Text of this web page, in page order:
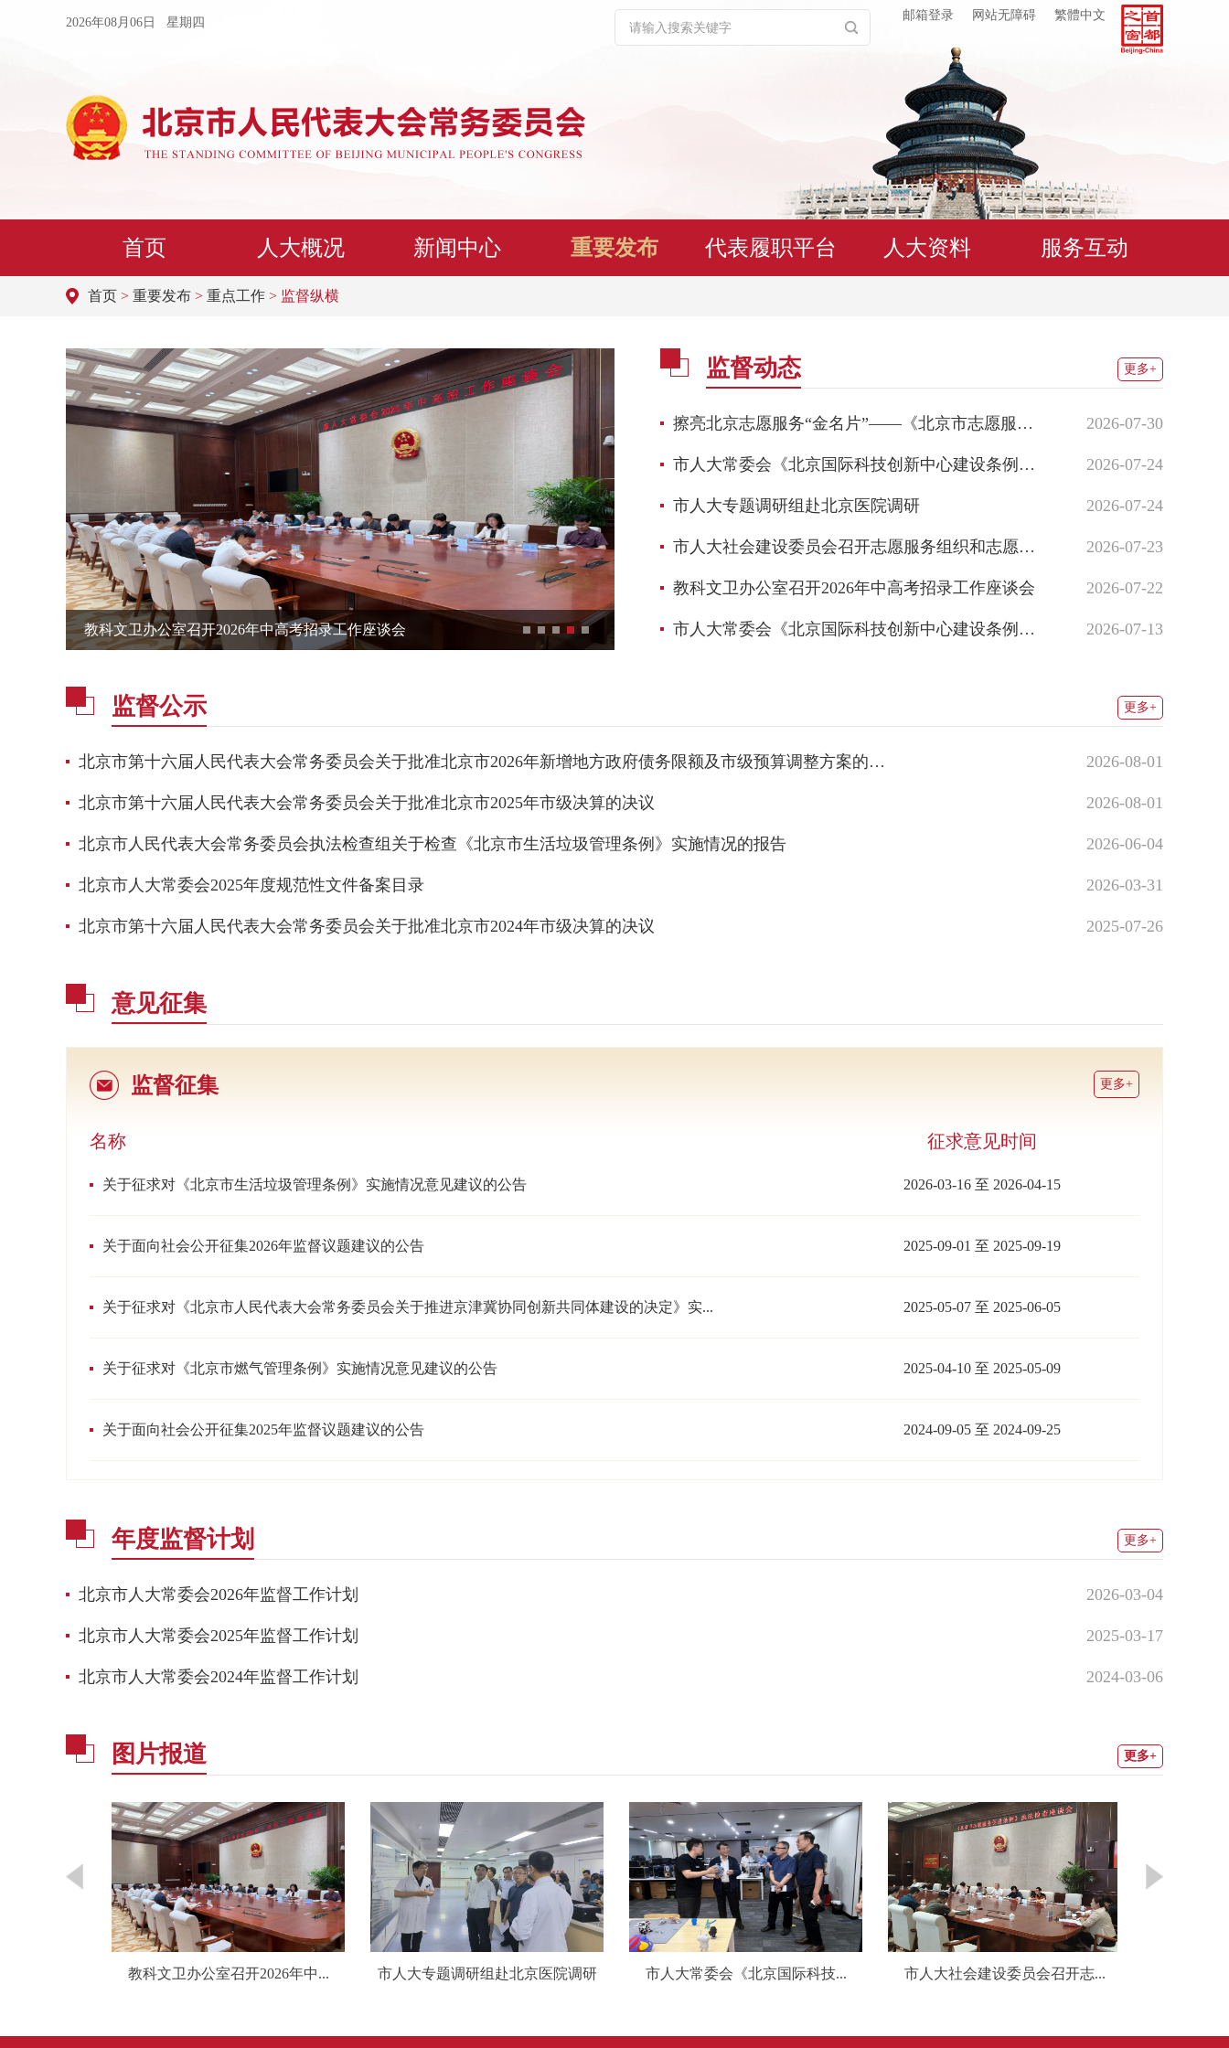
2026年08月06日 星期四
邮箱登录 网站无障碍 繁體中文
首页 人大概况 新闻中心 重要发布 代表履职平台 人大资料 服务互动
首页 > 重要发布 > 重点工作 > 监督纵横
教科文卫办公室召开2026年中高考招录工作座谈会 市人大常委会《北京国际科技创新中心建设条例》执法检查组...
监督动态
擦亮北京志愿服务“金名片”——《北京市志愿服务促进条例》执法检查工作侧记 2026-07-30
市人大常委会《北京国际科技创新中心建设条例》执法检查组开展科技企业专场调研座谈 2026-07-24
市人大专题调研组赴北京医院调研 2026-07-24
市人大社会建设委员会召开志愿服务组织和志愿者座谈会 2026-07-23
教科文卫办公室召开2026年中高考招录工作座谈会 2026-07-22
市人大常委会《北京国际科技创新中心建设条例》执法检查组一行赴清华南口国重基地开展专场调研座谈 2026-07-13
更多+
监督公示
北京市第十六届人民代表大会常务委员会关于批准北京市2026年新增地方政府债务限额及市级预算调整方案的决议 2026-08-01
北京市第十六届人民代表大会常务委员会关于批准北京市2025年市级决算的决议 2026-08-01
北京市人民代表大会常务委员会执法检查组关于检查《北京市生活垃圾管理条例》实施情况的报告 2026-06-04
北京市人大常委会2025年度规范性文件备案目录 2026-03-31
北京市第十六届人民代表大会常务委员会关于批准北京市2024年市级决算的决议 2025-07-26
更多+
意见征集
年度监督计划
​北京市人大常委会2026年监督工作计划 2026-03-04
北京市人大常委会2025年监督工作计划 2025-03-17
北京市人大常委会2024年监督工作计划 2024-03-06
更多+
图片报道 更多+
教科文卫办公室召开2026年中... 市人大专题调研组赴北京医院调研 市人大常委会《北京国际科技... 市人大社会建设委员会召开志...